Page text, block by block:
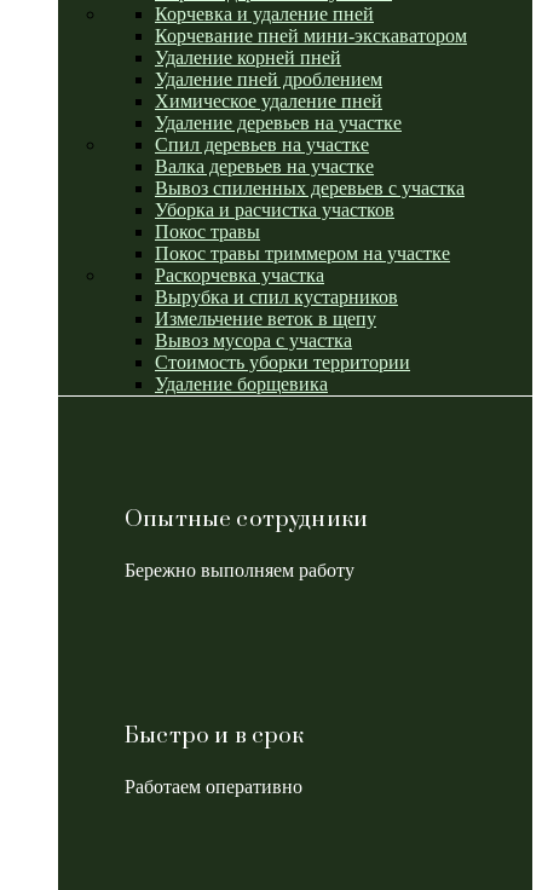
Корчевка и удаление пней
Корчевание пней мини-экскаватором
Удаление корней пней
Удаление пней дроблением
Химическое удаление пней
Удаление деревьев на участке
Спил деревьев на участке
Валка деревьев на участке
Вывоз спиленных деревьев с участка
Уборка и расчистка участков
Покос травы
Покос травы триммером на участке
Раскорчевка участка
Вырубка и спил кустарников
Измельчение веток в щепу
Вывоз мусора с участка
Стоимость уборки территории
Удаление борщевика
Опытные сотрудники
Бережно выполняем работу
Быстро и в срок
Работаем оперативно